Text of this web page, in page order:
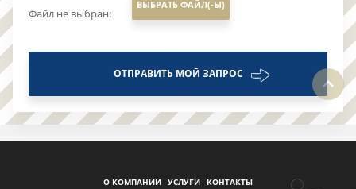
Файл не выбран:
ОТПРАВИТЬ МОЙ ЗАПРОС
О КОМПАНИИ УСЛУГИ КОНТАКТЫ